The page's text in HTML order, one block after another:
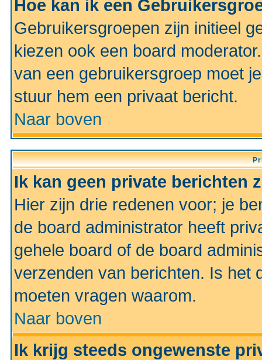
Hoe kan ik een
Gebruikersgroepen zijn initieel
kiezen ook een board
van een gebruikersgroep moet
stuur hem een privaat bericht.
Naar boven
Ik kan geen private berichten
Hier zijn drie redenen voor; je
de board administrator heeft
gehele board of de board
verzenden van berichten. Is het
moeten vragen waarom.
Naar boven
Ik krijg steeds ongewenste